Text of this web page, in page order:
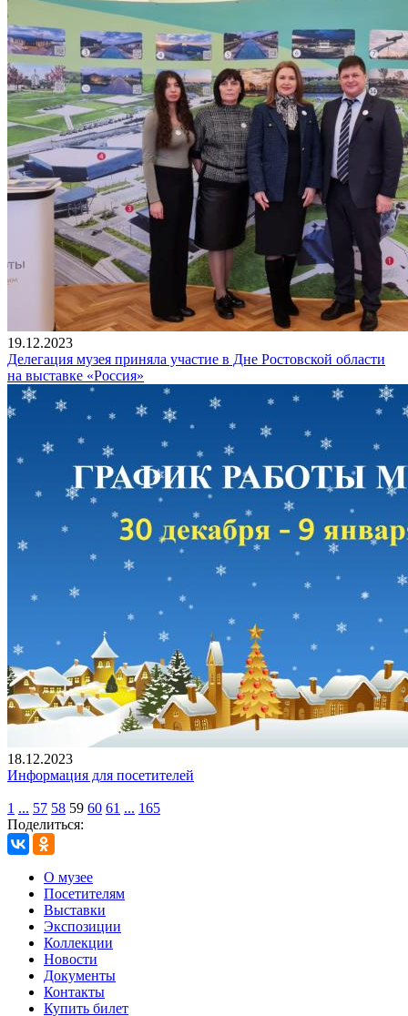
19.12.2023
Делегация музея приняла участие в Дне Ростовской области
на выставке «Россия»
18.12.2023
Информация для посетителей
1 ... 57 58 59 60 61 ... 165
Поделиться:
О музее
Посетителям
Выставки
Экспозиции
Коллекции
Новости
Документы
Контакты
Купить билет